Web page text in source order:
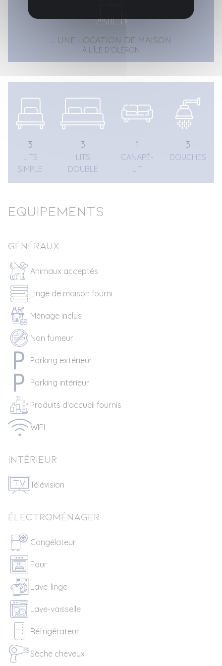
... UNE LOCATION DE MAISON
À L'ÎLE D'OLÉRON
3
LITS
SIMPLE
3
LITS
DOUBLE
1
CANAPÉ-
LIT
3
DOUCHES
Equipements
Généraux
Animaux acceptés
Linge de maison fourni
Ménage inclus
Non fumeur
Parking extérieur
Parking intérieur
Produits d'accueil fournis
WIFI
Intérieur
Télévision
Électroménager
Congélateur
Four
Lave-linge
Lave-vaisselle
Réfrigérateur
Sèche cheveux